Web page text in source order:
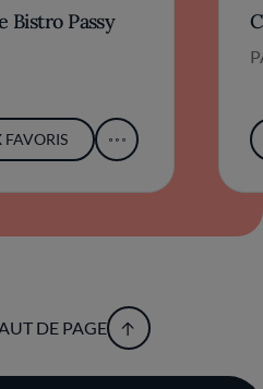
Bistro Passy
DE PAGE